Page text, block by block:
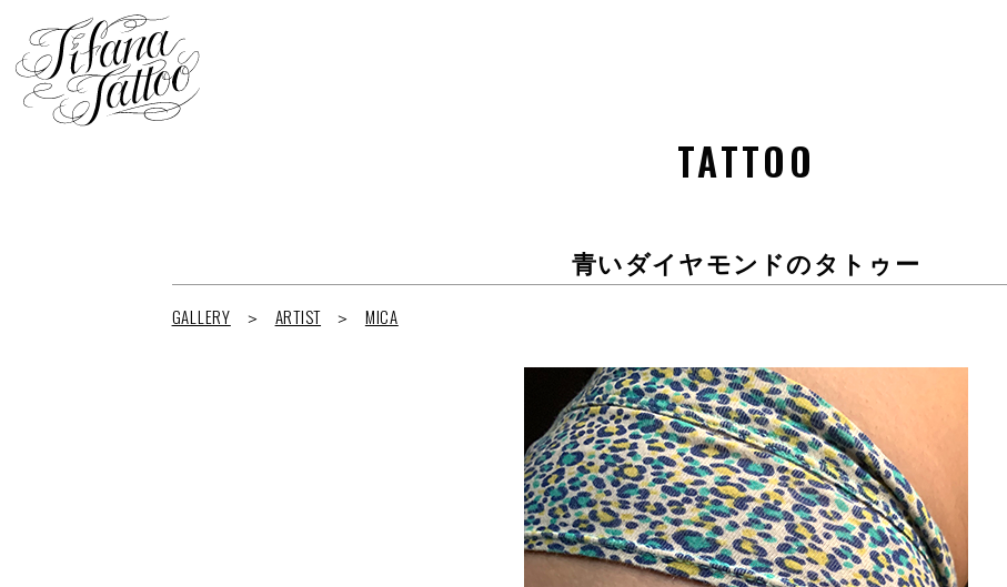
TATTOO
青いダイヤモンドのタトゥー
GALLERY ARTIST MICA